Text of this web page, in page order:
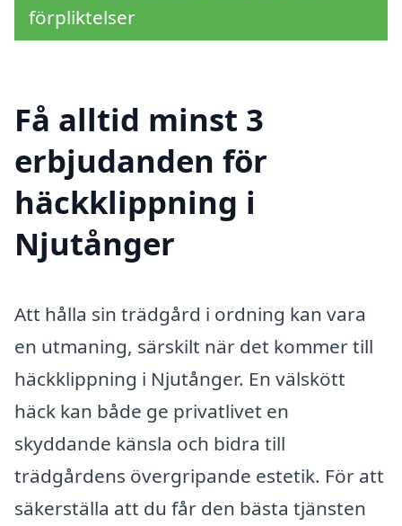
förpliktelser
Få alltid minst 3
erbjudanden för
häckklippning i
Njutånger
Att hålla sin trädgård i ordning kan vara
en utmaning, särskilt när det kommer till
häckklippning i Njutånger. En välskött
häck kan både ge privatlivet en
skyddande känsla och bidra till
trädgårdens övergripande estetik. För att
säkerställa att du får den bästa tjänsten